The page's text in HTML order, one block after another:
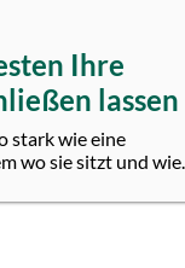
Ihre
lassen
stark wie eine
wo sie sitzt und wie